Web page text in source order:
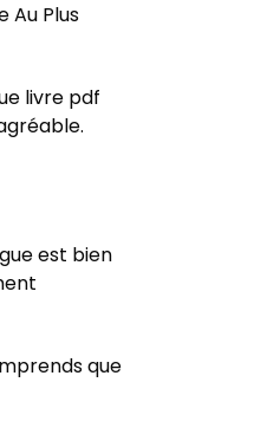
Au Plus
livre pdf
est bien
que